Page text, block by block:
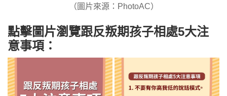
（圖片來源：PhotoAC）
點擊圖片瀏覽跟反叛期孩子相處5大注
意事項：